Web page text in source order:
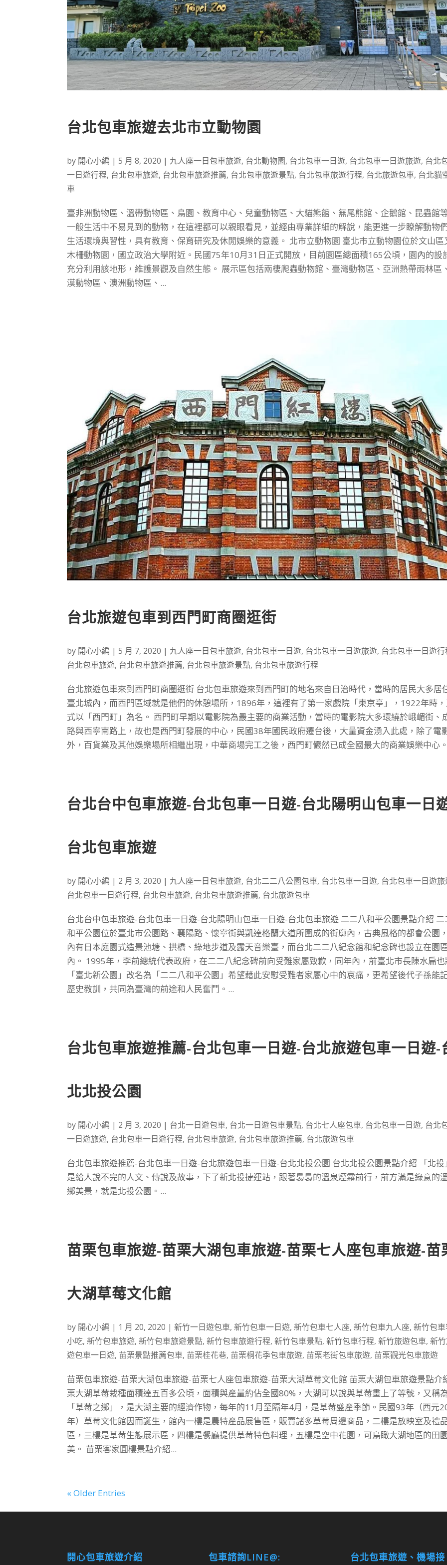
台北包車旅遊去北市立動物園
by 開心小編 |5 月 8, 2020 | 九人座一日包車旅遊, 台北動物園, 台北包車一日遊, 台北包車一日遊旅遊, 台北
一日遊行程, 台北包車旅遊, 台北包車旅遊推薦, 台北包車旅遊景點, 台北包車旅遊行程, 台北旅遊包車, 台北貓
車
臺非洲動物區、溫帶動物區、鳥園、教育中心、兒童動物區、大貓熊館、無尾熊館、企鵝館、昆蟲館
一般生活中不易見到的動物，在這裡都可以親眼看見，並經由專業詳細的解說，能更進一步瞭解動物
生活環境與習性，具有教育、保育研究及休閒娛樂的意義。 北市立動物園 臺北市立動物園位於文山區
木柵動物園，國立政治大學附近。民國75年10月31日正式開放，目前園區總面積165公頃，園內的設
充分利用該地形，維護景觀及自然生態。 展示區包括兩棲爬蟲動物館、臺灣動物區、亞洲熱帶雨林區
漠動物區、澳洲動物區、...
台北旅遊包車到西門町商圈逛街
by 開心小編 |5 月 7, 2020 | 九人座一日包車旅遊, 台北包車一日遊, 台北包車一日遊旅遊, 台北包車一日遊
台北包車旅遊, 台北包車旅遊推薦, 台北包車旅遊景點, 台北包車旅遊行程
台北旅遊包車來到西門町商圈逛街 台北包車旅遊來到西門町的地名來自日治時代，當時的居民大多居
臺北城內，而西門區域就是他們的休憩場所，1896年，這裡有了第一家戲院「東京亭」，1922年時
式以「西門町」為名。 西門町早期以電影院為最主要的商業活動，當時的電影院大多環繞於峨嵋街、
路與西寧南路上，故也是西門町發展的中心，民國38年國民政府遷台後，大量資金湧入此處，除了電
外，百貨業及其他娛樂場所相繼出現，中華商場完工之後，西門町儼然已成全國最大的商業娛樂中心
台北台中包車旅遊-台北包車一日遊-台北陽明山包車一日
台北包車旅遊
by 開心小編 | 2 月 3, 2020 | 九人座一日包車旅遊, 台北二二八公園包車, 台北包車一日遊, 台北包車一日遊
台北包車一日遊行程, 台北包車旅遊, 台北包車旅遊推薦, 台北旅遊包車
台北台中包車旅遊-台北包車一日遊-台北陽明山包車一日遊-台北包車旅遊 二二八和平公園景點介紹 二
和平公園位於臺北市公園路、襄陽路、懷寧街與凱達格蘭大道所圍成的街廓內，古典風格的都會公園
內有日本庭園式造景池塘、拱橋、綠地步道及露天音樂臺，而台北二二八紀念館和紀念碑也設立在園
內。 1995年，李前總統代表政府，在二二八紀念碑前向受難家屬致歉，同年內，前臺北市長陳水扁
「臺北新公園」改名為「二二八和平公園」希望藉此安慰受難者家屬心中的哀痛，更希望後代子孫能
歷史教訓，共同為臺灣的前途和人民奮鬥。...
台北包車旅遊推薦-台北包車一日遊-台北旅遊包車一日遊-
北北投公園
by 開心小編 | 2 月 3, 2020 | 台北一日遊包車, 台北一日遊包車景點, 台北七人座包車, 台北包車一日遊, 台北
一日遊旅遊, 台北包車一日遊行程, 台北包車旅遊, 台北包車旅遊推薦, 台北旅遊包車
台北包車旅遊推薦-台北包車一日遊-台北旅遊包車一日遊-台北北投公園 台北北投公園景點介紹 「北投
是給人說不完的人文、傳說及故事，下了新北投捷運站，跟著裊裊的溫泉煙霧前行，前方滿是綠意的
鄉美景，就是北投公園。...
苗栗包車旅遊-苗栗大湖包車旅遊-苗栗七人座包車旅遊-苗
大湖草莓文化館
by 開心小編 | 1 月 20, 2020 |新竹一日遊包車,新竹包車一日遊,新竹包車七人座,新竹包車九人座,新竹包
小吃,新竹包車旅遊,新竹包車旅遊景點,新竹包車旅遊行程,新竹包車景點,新竹包車行程,新竹旅遊包車,新
遊包車一日遊, 苗栗景點推薦包車, 苗栗桂花巷, 苗栗桐花季包車旅遊, 苗栗老街包車旅遊, 苗栗觀光包車旅遊
苗栗包車旅遊-苗栗大湖包車旅遊-苗栗七人座包車旅遊-苗栗大湖草莓文化館 苗栗大湖包車旅遊景點介
栗大湖草莓栽種面積達五百多公頃，面積與產量約佔全國80%，大湖可以說與草莓畫上了等號，又稱
「草莓之鄉」，是大湖主要的經濟作物，每年的11月至隔年4月，是草莓盛產季節。民國93年（西元
年）草莓文化館因而誕生，館內一樓是農特產品展售區，販賣諸多草莓周邊商品，二樓是放映室及禮
區，三樓是草莓生態展示區，四樓是餐廳提供草莓特色料理，五樓是空中花園，可鳥瞰大湖地區的田
美。 苗栗客家圓樓景點介紹...
« Older Entries
開心包車旅遊介紹 包車諮詢LINE@: 台北包車旅遊、機場接